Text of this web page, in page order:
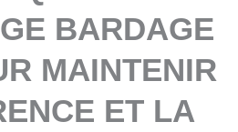
BARDAGE
MAINTENIR
ET LA